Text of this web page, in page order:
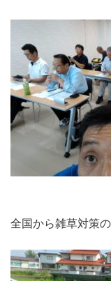
全国から雑草対策